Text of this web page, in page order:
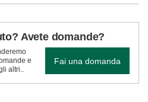
Avete domande?
e
altri..
Fai una domanda